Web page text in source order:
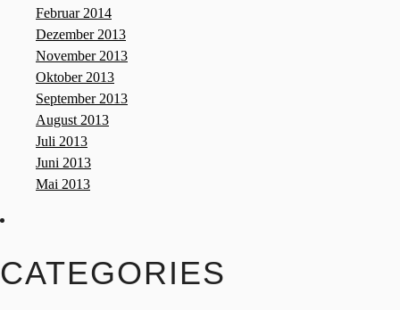
Februar 2014
Dezember 2013
November 2013
Oktober 2013
September 2013
August 2013
Juli 2013
Juni 2013
Mai 2013
CATEGORIES